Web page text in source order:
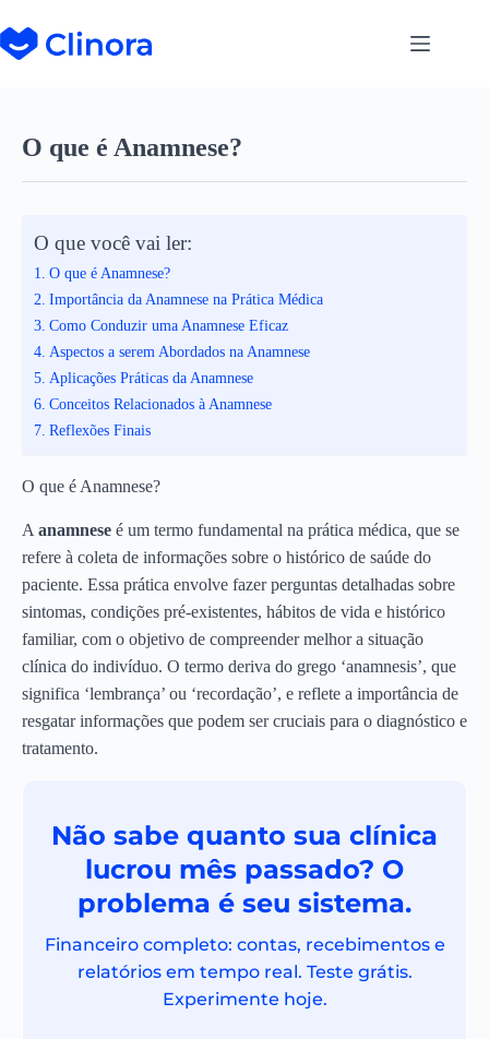
O que é Anamnese?
O que você vai ler:
O que é Anamnese?
Importância da Anamnese na Prática Médica
Como Conduzir uma Anamnese Eficaz
Aspectos a serem Abordados na Anamnese
Aplicações Práticas da Anamnese
Conceitos Relacionados à Anamnese
Reflexões Finais
O que é Anamnese?
A anamnese é um termo fundamental na prática médica, que se
refere à coleta de informações sobre o histórico de saúde do
paciente. Essa prática envolve fazer perguntas detalhadas sobre
sintomas, condições pré-existentes, hábitos de vida e histórico
familiar, com o objetivo de compreender melhor a situação
clínica do indivíduo. O termo deriva do grego ‘anamnesis’, que
significa ‘lembrança’ ou ‘recordação’, e reflete a importância de
resgatar informações que podem ser cruciais para o diagnóstico e
tratamento.
Não sabe quanto sua clínica
lucrou mês passado? O
problema é seu sistema.
Financeiro completo: contas, recebimentos e
relatórios em tempo real. Teste grátis.
Experimente hoje.